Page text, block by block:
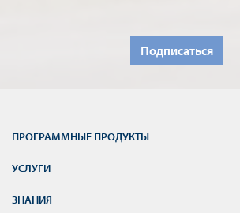
Подписаться
ПРОГРАММНЫЕ ПРОДУКТЫ
УСЛУГИ
ЗНАНИЯ